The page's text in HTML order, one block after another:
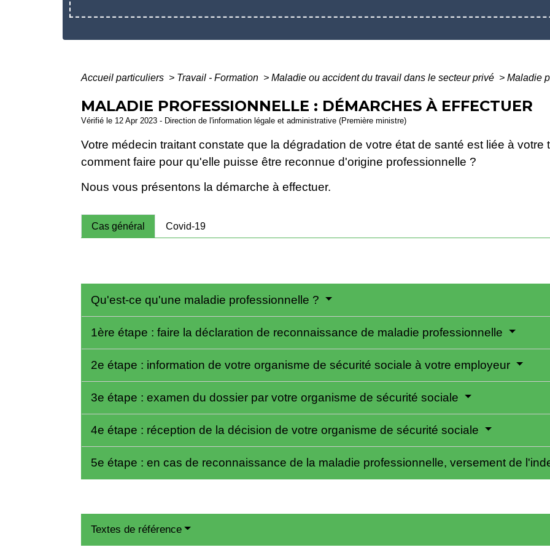
Accueil particuliers > Travail - Formation > Maladie ou accident du travail dans le secteur privé > Maladie
MALADIE PROFESSIONNELLE : DÉMARCHES À EFFECTUER
Vérifié le 12 Apr 2023 - Direction de l'information légale et administrative (Première ministre)
Votre médecin traitant constate que la dégradation de votre état de santé est liée à
comment faire pour qu'elle puisse être reconnue d'origine professionnelle ?
Nous vous présentons la démarche à effectuer.
Cas général Covid-19
Qu'est-ce qu'une maladie professionnelle ?
1ère étape : faire la déclaration de reconnaissance de maladie professionnelle
2e étape : information de votre organisme de sécurité sociale à votre employeur
3e étape : examen du dossier par votre organisme de sécurité sociale
4e étape : réception de la décision de votre organisme de sécurité sociale
5e étape : en cas de reconnaissance de la maladie professionnelle, versement de
Textes de référence